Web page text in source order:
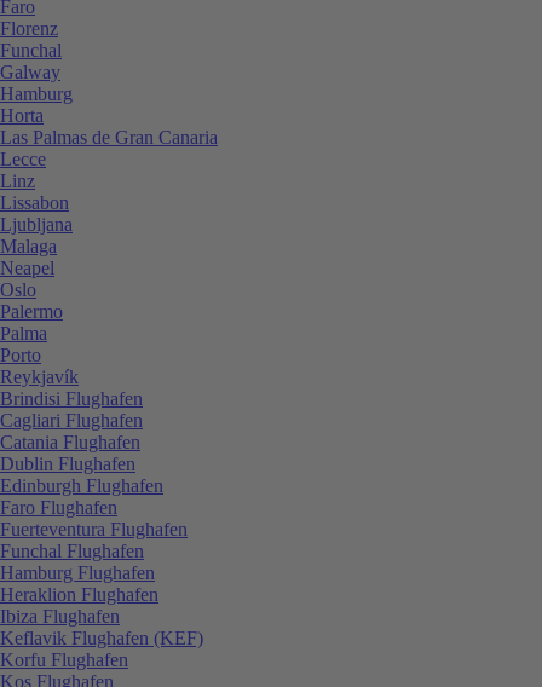
Faro
Florenz
Funchal
Galway
Hamburg
Horta
Las Palmas de Gran Canaria
Lecce
Linz
Lissabon
Ljubljana
Malaga
Neapel
Oslo
Palermo
Palma
Porto
Reykjavík
Brindisi Flughafen
Cagliari Flughafen
Catania Flughafen
Dublin Flughafen
Edinburgh Flughafen
Faro Flughafen
Fuerteventura Flughafen
Funchal Flughafen
Hamburg Flughafen
Heraklion Flughafen
Ibiza Flughafen
Keflavik Flughafen (KEF)
Korfu Flughafen
Kos Flughafen